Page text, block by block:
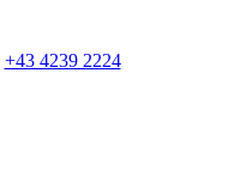
+43 4239 2224